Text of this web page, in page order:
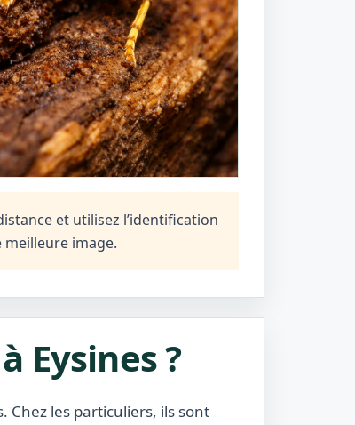
et utilisez l’identification
image.
Eysines ?
Chez les particuliers, ils sont